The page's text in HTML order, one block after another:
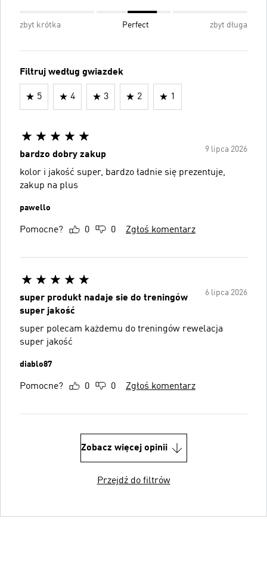
zbyt krótka Perfect zbyt długa
Filtruj według gwiazdek
5 4 3 2 1
9 lipca 2026
bardzo dobry zakup
kolor i jakość super, bardzo ładnie się prezentuje,
zakup na plus
pawello
Pomocne? 0 0 Zgłoś komentarz
6 lipca 2026
super produkt nadaje sie do treningów
super jakość
super polecam każdemu do treningów rewelacja
super jakość
diablo87
Pomocne? 0 0 Zgłoś komentarz
Zobacz więcej opinii
Przejdź do filtrów